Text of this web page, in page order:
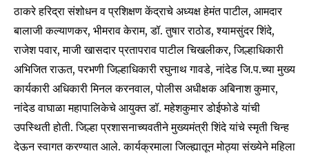
ठाकरे हरिद्रा संशोधन व प्रशिक्षण केंद्राचे अध्यक्ष हेमंत पाटील, आमदार
बालाजी कल्याणकर, भीमराव केराम, डॉ. तुषार राठोड, श्यामसुंदर शिंदे,
राजेश पवार, माजी खासदार प्रतापराव पाटील चिखलीकर, जिल्हाधिकारी
अभिजित राऊत, परभणी जिल्हाधिकारी रघुनाथ गावडे, नांदेड जि.प.च्या मुख्य
कार्यकारी अधिकारी मिनल करनवाल, पोलीस अधीक्षक अबिनाश कुमार,
नांदेड वाघाळा महापालिकेचे आयुक्त डॉ. महेशकुमार डोईफोडे यांची
उपस्थिती होती. जिल्हा प्रशासनाच्यवतीने मुख्यमंत्री शिंदे यांचे स्मृती चिन्ह
देऊन स्वागत करण्यात आले. कार्यक्रमाला जिल्ह्यातून मोठ्या संख्येने महिला